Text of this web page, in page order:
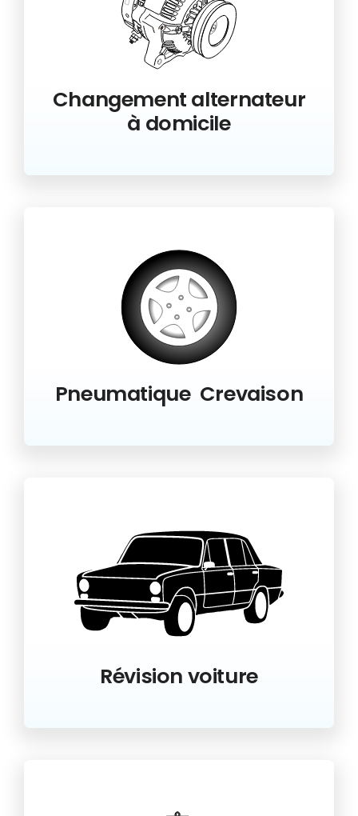
Changement alternateur
à domicile
Pneumatique Crevaison
Révision voiture